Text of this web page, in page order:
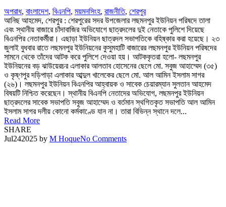
অপরাধ, বাংলাদেশ, বিএনপি, ময়মনসিংহ, রাজনীতি, শেরপুর
আনিছ আহমেদ, শেরপুর : শেরপুরের সদর উপজেলার লছমনপুর ইউনিয়ন পরিষদে তালা
এবং স্থানীয় বাজারে চাঁদাবাজির অভিযোগে ছাত্রদলের দুই নেতাকে পুলিশে দিয়েছে
বিএনপির নেতাকর্মীরা। এছাড়া ইউনিয়ন ছাত্রদল সভাপতিকে বহিষ্কার করা হয়েছে। ২৩
জুলাই বুধবার রাতে লছমনপুর ইউনিয়নের কুসুমহাটি বাজারের লছমনপুর ইউনিয়ন পরিষদের
সামনে থেকে তাঁদের আটক করে পুলিশে দেওয়া হয়। আটককৃতরা হলো- লছমনপুর
ইউনিয়নের বড় ঝাউয়েরচর এলাকার আলতাব হোসেনের ছেলে মো. সবুজ আহাম্মেদ (৩৫)
ও কৃষ্ণপুর দড়িপাড়া এলাকার আব্দুল খালেকের ছেলে মো. আল আমিন ইসলাম সাগর
(২৬)। লছমনপুর ইউনিয়ন বিএনপির আহ্বায়ক ও সাবেক চেয়ারম্যান সুলতান আহমেদ
বিষয়টি নিশ্চিত করেছেন। স্থানীয় বিএনপি নেতাদের অভিযোগ, লছমনপুর ইউনিয়ন
ছাত্রদলের সাবেক সভাপতি সবুজ আহাম্মেদ ও বর্তমান স্থগিতকৃত সভাপতি আল আমিন
ইসলাম সাগর দলীয় কোনো কর্মকাণ্ডে যান না। তারা বিভিন্ন স্থানে দলে...
Read More
SHARE
Jul242025 by M HoqueNo Comments